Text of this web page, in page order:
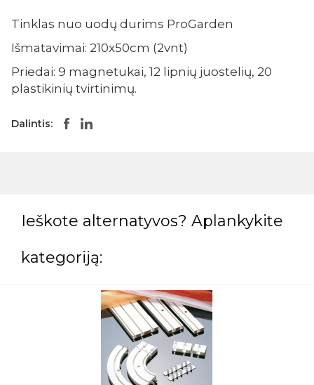
Tinklas nuo uodų durims ProGarden
Išmatavimai: 210x50cm (2vnt)
Priedai: 9 magnetukai, 12 lipnių juostelių, 20
plastikinių tvirtinimų.
Dalintis:
Ieškote alternatyvos? Aplankykite
kategoriją: